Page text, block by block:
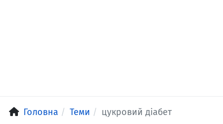
Головна Теми цукровий діабет